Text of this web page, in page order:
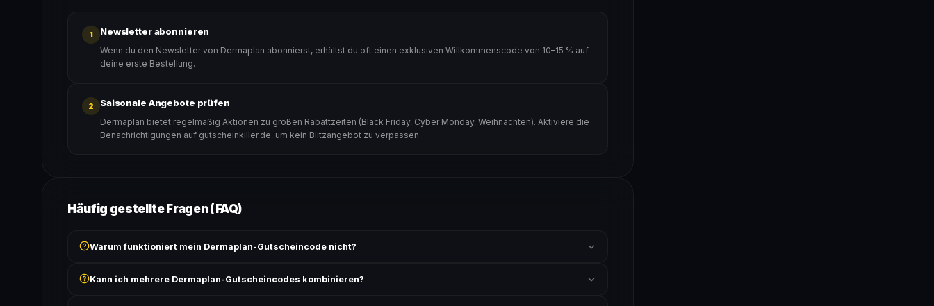
1 Newsletter abonnieren
Wenn du den Newsletter von Dermaplan abonnierst, erhältst du oft einen exklusiven Willkommenscode von 10–15 % auf
deine erste Bestellung.
2 Saisonale Angebote prüfen
Dermaplan bietet regelmäßig Aktionen zu großen Rabattzeiten (Black Friday, Cyber Monday, Weihnachten). Aktiviere die
Benachrichtigungen auf gutscheinkiller.de, um kein Blitzangebot zu verpassen.
Häufig gestellte Fragen (FAQ)
Warum funktioniert mein Dermaplan-Gutscheincode nicht?
Bedingungen findest du unter „Details".
Kann ich mehrere Dermaplan-Gutscheincodes kombinieren?